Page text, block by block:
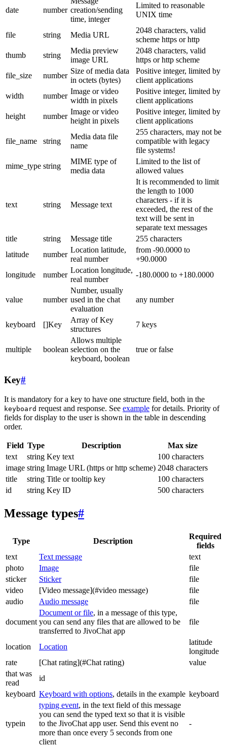
date number creation/sending
time, integer
Limited to reasonable
UNIX time
file string Media URL
2048 characters, valid
scheme https or http
thumb
string
Media preview
image URL
2048 characters, valid
https or http scheme
file_size
number
Size of media data
in octets (bytes)
Positive integer, limited by
client applications
width
number
Image or video
width in pixels
Positive integer, limited by
client applications
height
number
Image or video
height in pixels
Positive integer, limited by
client applications
file_name string
Media data file
name
255 characters, may not be
compatible with legacy
file systems!
mime_type string
MIME type of
media data
Limited to the list of
allowed values
text string Message text
It is recommended to limit
the length to 1000
characters - if it is
exceeded, the rest of the
text will be sent in
separate text messages
title
string Message title
255 characters
latitude
number
Location latitude,
real number
from -90.0000 to
+90.0000
longitude
number
Location longitude,
real number
-180.0000 to +180.0000
value number
Number, usually
used in the chat
evaluation
any number
keyboard []Key
Array of Key
structures
7 keys
multiple boolean
Allows multiple
selection on the
keyboard, boolean
true or false
Key#
It is mandatory for a key to have one structure field, both in the
keyboard request and response. See example for details. Priority of
fields for display to the user is shown in the table in descending
order.
Field Type Description
Max size
text
string Key text
100 characters
image string Image URL (https or http scheme) 2048 characters
title
string Title or tooltip key
100 characters
id
string Key ID 500 characters
Message types#
Type Description
Required
fields
text
Text message
text
photo
Image
file
sticker
Sticker
file
video
[Video message](#video message)
file
audio
Audio message file
document
Document or file, in a message of this type,
you can send any files that are allowed to be
transferred to JivoChat app
file
location Location
latitude
longitude
rate
[Chat rating](#Chat rating)
value
that was
read
id
keyboard Keyboard with options, details in the example keyboard
typein
typing event, in the text field of this message
you can send the typed text so that it is visible
to the JivoChat app user. Send this event no
more than once every 5 seconds from one
client
-